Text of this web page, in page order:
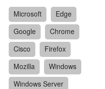
Microsoft
Edge
Google
Chrome
Cisco
Firefox
Mozilla
Windows
Windows Server